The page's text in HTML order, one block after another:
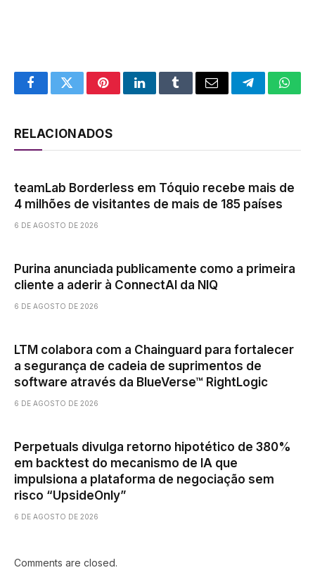
FacebookTwitterPinterestLinkedInTumblrEmail Telegram
RELACIONADOS
teamLab Borderless em Tóquio recebe mais de
4 milhões de visitantes de mais de 185 países
6 DE AGOSTO DE 2026
Purina anunciada publicamente como a primeira
cliente a aderir à ConnectAI da NIQ
6 DE AGOSTO DE 2026
LTM colabora com a Chainguard para fortalecer
a segurança de cadeia de suprimentos de
software através da BlueVerse™ RightLogic
6 DE AGOSTO DE 2026
Perpetuals divulga retorno hipotético de 380%
em backtest do mecanismo de IA que
impulsiona a plataforma de negociação sem
risco “UpsideOnly”
6 DE AGOSTO DE 2026
Comments are closed.